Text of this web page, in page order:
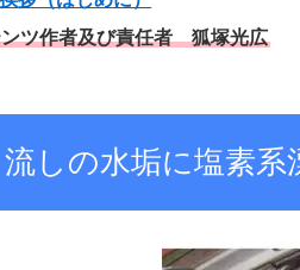
ツ作者及び責任者 狐塚光広
しの水垢に塩素系